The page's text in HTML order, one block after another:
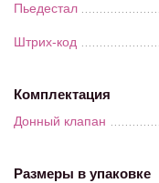
Пьедестал
Штрих-код
Комплектация
Донный клапан
Размеры в упаковке